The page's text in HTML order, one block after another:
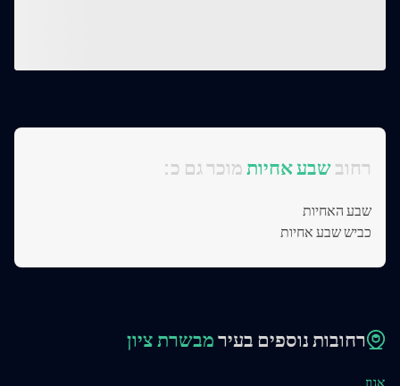
:רחובשבע אחיותמוכר גם כ
שבע האחיות
כביש שבע אחיות
רחובות נוספים בעירמבשרת ציון
אגוז